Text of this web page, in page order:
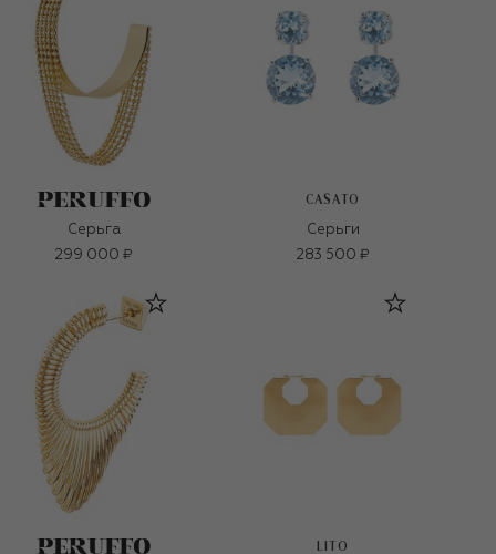
Серьга
299 000 ₽
CASATO
Серьги
283 500 ₽
LITO